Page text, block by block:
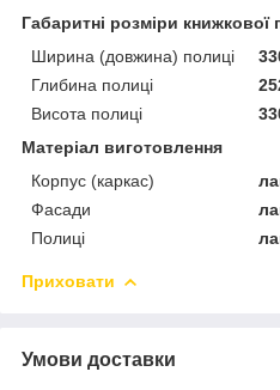
Габаритні розміри книжкової
Ширина (довжина) полиці
Глибина полиці
Висота полиці
Матеріал виготовлення
Корпус (каркас)
Фасади
Полиці
Приховати
Умови доставки